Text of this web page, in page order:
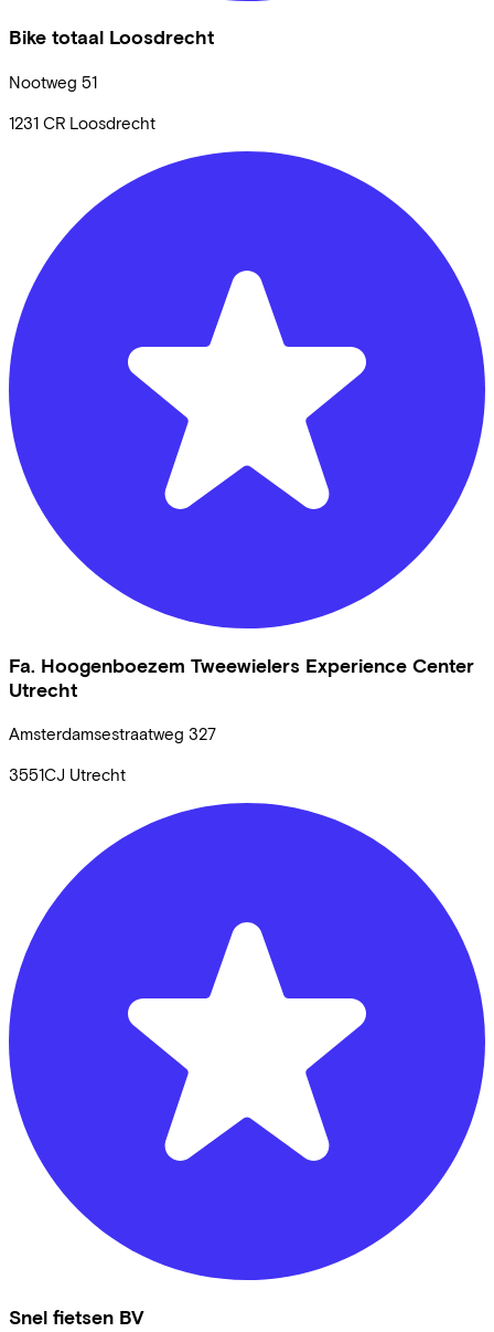
Bike totaal Loosdrecht
Nootweg 51
1231 CR Loosdrecht
Fa. Hoogenboezem Tweewielers Experience Center
Utrecht
Amsterdamsestraatweg 327
3551CJ Utrecht
Snel fietsen BV